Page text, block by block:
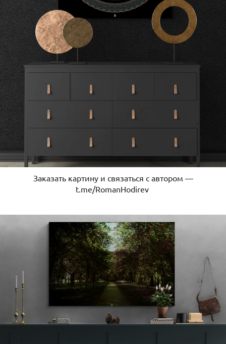
Заказать картину и связаться с автором —
t.me/RomanHodirev